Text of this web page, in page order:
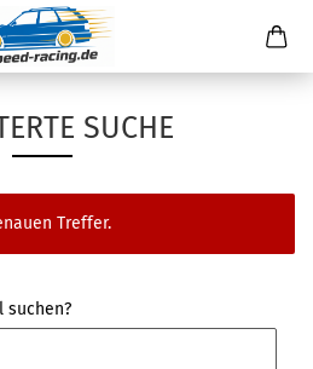
SUCHE
Treffer.
suchen?